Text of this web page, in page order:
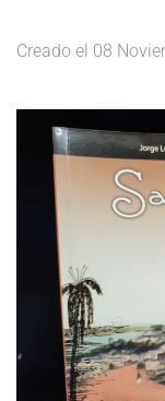
Creado el 08